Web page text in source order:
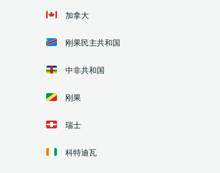
加拿大
刚果民主共和国
中非共和国
刚果
瑞士
科特迪瓦